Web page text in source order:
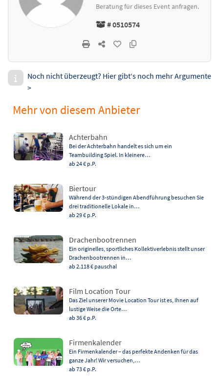
Beratung für dieses Event anfragen.
# 0510574
Noch nicht überzeugt? Hier gibt‘s noch mehr Argumente
>
Mehr von diesem Anbieter
Achterbahn
Bei der Achterbahn handelt es sich um ein
Teambuilding Spiel. In kleinere…
ab 24 € p.P.
Biertour
Während der 3-stündigen Abendführung besuchen Sie
drei traditionelle Lokale in…
ab 29 € p.P.
Drachenbootrennen
Ein originelles, sportliches Kollektiverlebnis stellt unser
Drachenbootrennen in…
ab 2.118 € pauschal
Film Location Tour
Das Ziel unserer Movie Location Tour ist es, Ihnen auf
lustige Weise die Orte…
ab 36 € p.P.
Firmenkalender
Ein Firmenkalender – das perfekte Andenken für das
ganze Jahr! Wir versuchen,…
ab 73 € p.P.